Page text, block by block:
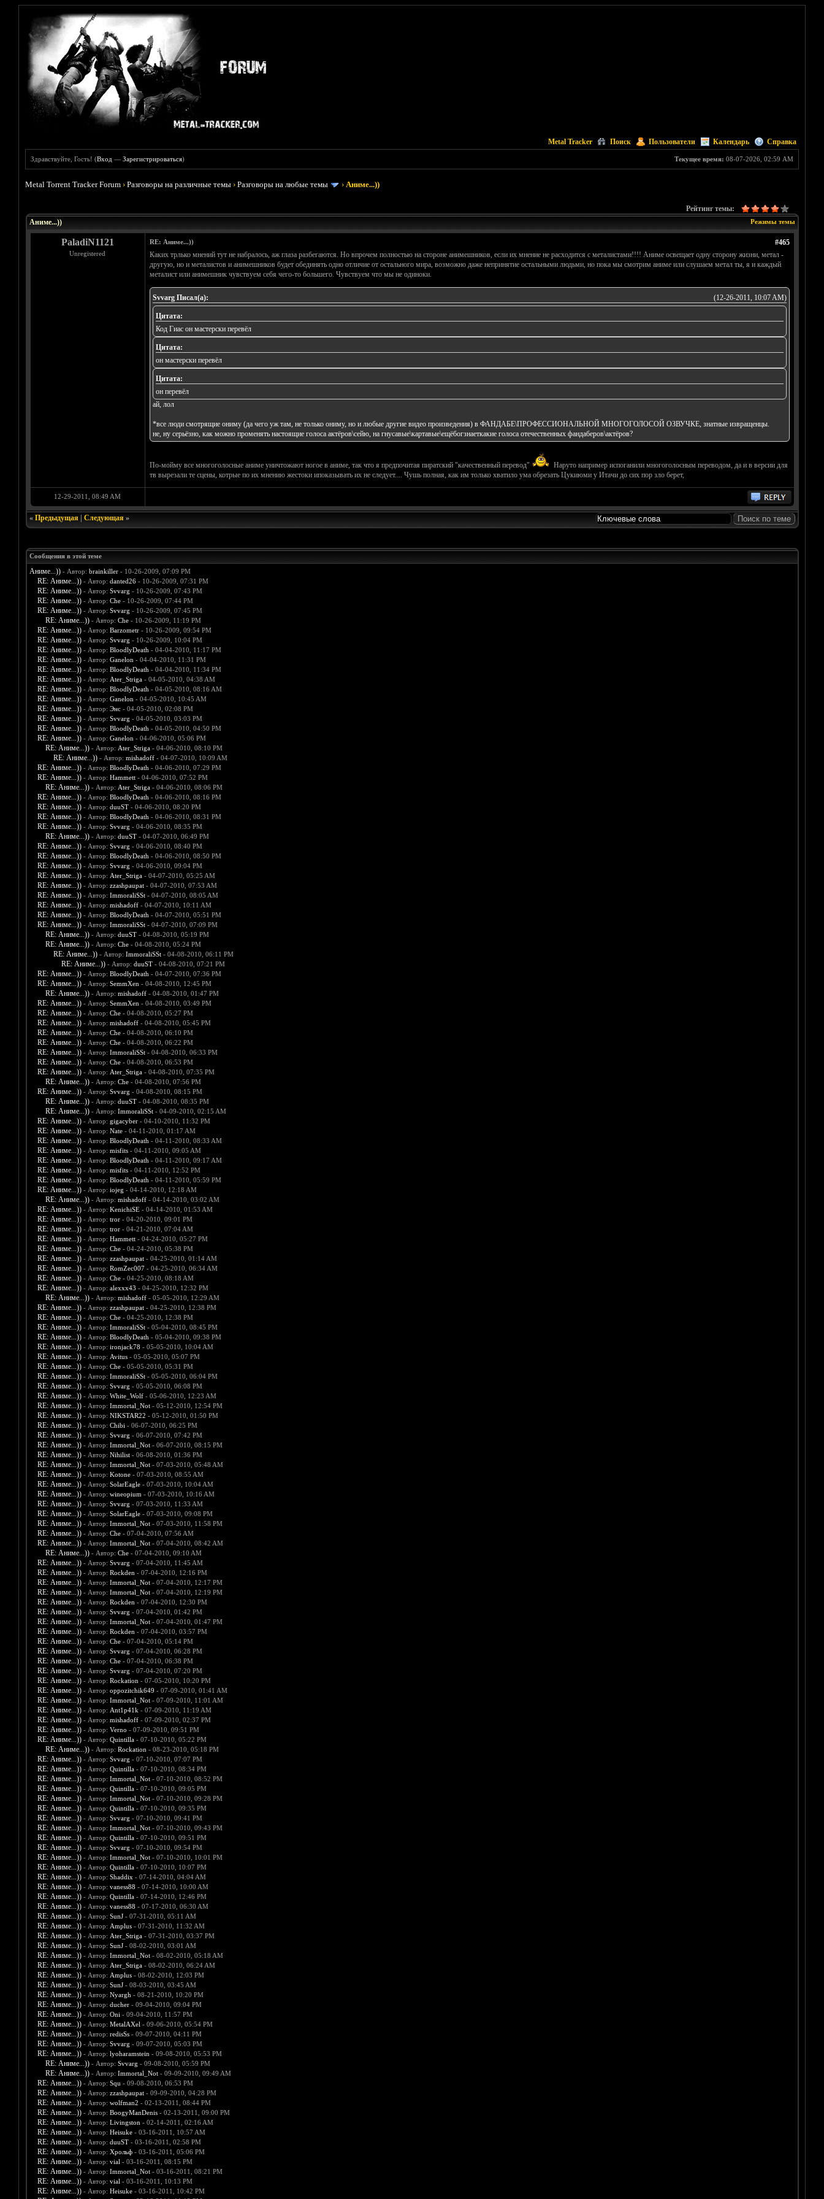
Metal Tracker Поиск Пользователи Календарь Справка
Текущее время: 08-07-2026, 02:59 AM
Здравствуйте, Гость! (Вход —Зарегистрироваться)
Metal Torrent Tracker Forum ›Разговоры на различные темы ›Разговоры на любые темы ›Аниме...))
Рейтинг темы:
Режимы темы
Аниме...))
PaladiN1121
Unregistered
#465
RE: Аниме...))
Каких трлько мнений тут не набралось, аж глаза разбегаются. Но впрочем полностью на стороне анимешников, если их мнение не расходится с металистами!!!! Аниме освещает одну сторону жизни, метал -
другую, но и металистов и анимешников будет обединять одно отличие от остального мира, возможно даже непринятие остальными людьми, но пока мы смотрим аниме или слушаем метал ты, я и каждый
металист или анимешник чувствуем себя чего-то большего. Чувствуем что мы не одиноки.
(12-26-2011, 10:07 AM)
Svvarg Писал(а):
Цитата:
Код Гиас он мастерски перевёл
Цитата:
он мастерски перевёл
Цитата:
он перевёл
ай, лол
*все люди смотрящие ониму (да чего уж там, не только ониму, но и любые другие видео произведения) в ФАНДАБЕ\ПРОФЕССИОНАЛЬНОЙ МНОГОГОЛОСОЙ ОЗВУЧКЕ, знатные извращенцы.
не, ну серьёзно, как можно променять настоящие голоса актёров\сейю, на гнусавые\картавые\ещёбогзнаеткакие голоса отечественных фандаберов\актёров?
По-мойму все многоголосные аниме уничтожают ногое в аниме, так что я предпочитая пиратский "качественный перевод"
Наруто например испоганили многоголосным переводом, да и в версии для
тв вырезали те сцены, котрые по их мнению жестоки ипоказывать их не следует.... Чушь полная, как им только хватило ума обрезать Цукиюми у Итачи до сих пор зло берет,
12-29-2011, 08:49 AM
« Предыдущая| Следующая»
Сообщения в этой теме
Аниме...)) - Автор: brainkiller- 10-26-2009, 07:09 PM
RE: Аниме...)) - Автор: danted26- 10-26-2009, 07:31 PM
RE: Аниме...)) - Автор: Svvarg - 10-26-2009, 07:43 PM
RE: Аниме...)) - Автор: Che- 10-26-2009, 07:44 PM
RE: Аниме...)) - Автор: Svvarg - 10-26-2009, 07:45 PM
RE: Аниме...)) - Автор: Che- 10-26-2009, 11:19 PM
RE: Аниме...)) - Автор: Barzometr- 10-26-2009, 09:54 PM
RE: Аниме...)) - Автор: Svvarg - 10-26-2009, 10:04 PM
RE: Аниме...)) - Автор: BloodlyDeath - 04-04-2010, 11:17 PM
RE: Аниме...)) - Автор: Ganelon - 04-04-2010, 11:31 PM
RE: Аниме...)) - Автор: BloodlyDeath - 04-04-2010, 11:34 PM
RE: Аниме...)) - Автор: Ater_Striga- 04-05-2010, 04:38 AM
RE: Аниме...)) - Автор: BloodlyDeath - 04-05-2010, 08:16 AM
RE: Аниме...)) - Автор: Ganelon - 04-05-2010, 10:45 AM
RE: Аниме...)) - Автор: Энс- 04-05-2010, 02:08 PM
RE: Аниме...)) - Автор: Svvarg - 04-05-2010, 03:03 PM
RE: Аниме...)) - Автор: BloodlyDeath - 04-05-2010, 04:50 PM
RE: Аниме...)) - Автор: Ganelon - 04-06-2010, 05:06 PM
RE: Аниме...)) - Автор: Ater_Striga- 04-06-2010, 08:10 PM
RE: Аниме...)) - Автор: mishadoff- 04-07-2010, 10:09 AM
RE: Аниме...)) - Автор: BloodlyDeath - 04-06-2010, 07:29 PM
RE: Аниме...)) - Автор: Hammett- 04-06-2010, 07:52 PM
RE: Аниме...)) - Автор: Ater_Striga- 04-06-2010, 08:06 PM
RE: Аниме...)) - Автор: BloodlyDeath - 04-06-2010, 08:16 PM
RE: Аниме...)) - Автор: duuST- 04-06-2010, 08:20 PM
RE: Аниме...)) - Автор: BloodlyDeath - 04-06-2010, 08:31 PM
RE: Аниме...)) - Автор: Svvarg - 04-06-2010, 08:35 PM
RE: Аниме...)) - Автор: duuST- 04-07-2010, 06:49 PM
RE: Аниме...)) - Автор: Svvarg - 04-06-2010, 08:40 PM
RE: Аниме...)) - Автор: BloodlyDeath - 04-06-2010, 08:50 PM
RE: Аниме...)) - Автор: Svvarg - 04-06-2010, 09:04 PM
RE: Аниме...)) - Автор: Ater_Striga- 04-07-2010, 05:25 AM
RE: Аниме...)) - Автор: zzashpaupat- 04-07-2010, 07:53 AM
RE: Аниме...)) - Автор: ImmoraliSSt- 04-07-2010, 08:05 AM
RE: Аниме...)) - Автор: mishadoff- 04-07-2010, 10:11 AM
RE: Аниме...)) - Автор: BloodlyDeath - 04-07-2010, 05:51 PM
RE: Аниме...)) - Автор: ImmoraliSSt- 04-07-2010, 07:09 PM
RE: Аниме...)) - Автор: duuST- 04-08-2010, 05:19 PM
RE: Аниме...)) - Автор: Che- 04-08-2010, 05:24 PM
RE: Аниме...)) - Автор: ImmoraliSSt- 04-08-2010, 06:11 PM
RE: Аниме...)) - Автор: duuST- 04-08-2010, 07:21 PM
RE: Аниме...)) - Автор: BloodlyDeath - 04-07-2010, 07:36 PM
RE: Аниме...)) - Автор: SemmXen - 04-08-2010, 12:45 PM
RE: Аниме...)) - Автор: mishadoff- 04-08-2010, 01:47 PM
RE: Аниме...)) - Автор: SemmXen - 04-08-2010, 03:49 PM
RE: Аниме...)) - Автор: Che- 04-08-2010, 05:27 PM
RE: Аниме...)) - Автор: mishadoff- 04-08-2010, 05:45 PM
RE: Аниме...)) - Автор: Che- 04-08-2010, 06:10 PM
RE: Аниме...)) - Автор: Che- 04-08-2010, 06:22 PM
RE: Аниме...)) - Автор: ImmoraliSSt- 04-08-2010, 06:33 PM
RE: Аниме...)) - Автор: Che- 04-08-2010, 06:53 PM
RE: Аниме...)) - Автор: Ater_Striga- 04-08-2010, 07:35 PM
RE: Аниме...)) - Автор: Che- 04-08-2010, 07:56 PM
RE: Аниме...)) - Автор: Svvarg - 04-08-2010, 08:15 PM
RE: Аниме...)) - Автор: duuST- 04-08-2010, 08:35 PM
RE: Аниме...)) - Автор: ImmoraliSSt- 04-09-2010, 02:15 AM
RE: Аниме...)) - Автор: gigacyber- 04-10-2010, 11:32 PM
RE: Аниме...)) - Автор: Nate- 04-11-2010, 01:17 AM
RE: Аниме...)) - Автор: BloodlyDeath - 04-11-2010, 08:33 AM
RE: Аниме...)) - Автор: misfits- 04-11-2010, 09:05 AM
RE: Аниме...)) - Автор: BloodlyDeath - 04-11-2010, 09:17 AM
RE: Аниме...)) - Автор: misfits- 04-11-2010, 12:52 PM
RE: Аниме...)) - Автор: BloodlyDeath - 04-11-2010, 05:59 PM
RE: Аниме...)) - Автор: iojeg - 04-14-2010, 12:18 AM
RE: Аниме...)) - Автор: mishadoff- 04-14-2010, 03:02 AM
RE: Аниме...)) - Автор: KenichiSE- 04-14-2010, 01:53 AM
RE: Аниме...)) - Автор: tror- 04-20-2010, 09:01 PM
RE: Аниме...)) - Автор: tror- 04-21-2010, 07:04 AM
RE: Аниме...)) - Автор: Hammett- 04-24-2010, 05:27 PM
RE: Аниме...)) - Автор: Che- 04-24-2010, 05:38 PM
RE: Аниме...)) - Автор: zzashpaupat- 04-25-2010, 01:14 AM
RE: Аниме...)) - Автор: RomZec007- 04-25-2010, 06:34 AM
RE: Аниме...)) - Автор: Che- 04-25-2010, 08:18 AM
RE: Аниме...)) - Автор: alexxx43 - 04-25-2010, 12:32 PM
RE: Аниме...)) - Автор: mishadoff- 05-05-2010, 12:29 AM
RE: Аниме...)) - Автор: zzashpaupat- 04-25-2010, 12:38 PM
RE: Аниме...)) - Автор: Che- 04-25-2010, 12:38 PM
RE: Аниме...)) - Автор: ImmoraliSSt- 05-04-2010, 08:45 PM
RE: Аниме...)) - Автор: BloodlyDeath - 05-04-2010, 09:38 PM
RE: Аниме...)) - Автор: ironjack78 - 05-05-2010, 10:04 AM
RE: Аниме...)) - Автор: Avitus- 05-05-2010, 05:07 PM
RE: Аниме...)) - Автор: Che- 05-05-2010, 05:31 PM
RE: Аниме...)) - Автор: ImmoraliSSt- 05-05-2010, 06:04 PM
RE: Аниме...)) - Автор: Svvarg - 05-05-2010, 06:08 PM
RE: Аниме...)) - Автор: White_Wolf- 05-06-2010, 12:23 AM
RE: Аниме...)) - Автор: Immortal_Not- 05-12-2010, 12:54 PM
RE: Аниме...)) - Автор: NIKSTAR22 - 05-12-2010, 01:50 PM
RE: Аниме...)) - Автор: Chibi - 06-07-2010, 06:25 PM
RE: Аниме...)) - Автор: Svvarg - 06-07-2010, 07:42 PM
RE: Аниме...)) - Автор: Immortal_Not- 06-07-2010, 08:15 PM
RE: Аниме...)) - Автор: Nihilist- 06-08-2010, 01:36 PM
RE: Аниме...)) - Автор: Immortal_Not- 07-03-2010, 05:48 AM
RE: Аниме...)) - Автор: Kotone- 07-03-2010, 08:55 AM
RE: Аниме...)) - Автор: SolarEagle- 07-03-2010, 10:04 AM
RE: Аниме...)) - Автор: wineopium - 07-03-2010, 10:16 AM
RE: Аниме...)) - Автор: Svvarg - 07-03-2010, 11:33 AM
RE: Аниме...)) - Автор: SolarEagle- 07-03-2010, 09:08 PM
RE: Аниме...)) - Автор: Immortal_Not- 07-03-2010, 11:58 PM
RE: Аниме...)) - Автор: Che- 07-04-2010, 07:56 AM
RE: Аниме...)) - Автор: Immortal_Not- 07-04-2010, 08:42 AM
RE: Аниме...)) - Автор: Che- 07-04-2010, 09:10 AM
RE: Аниме...)) - Автор: Svvarg - 07-04-2010, 11:45 AM
RE: Аниме...)) - Автор: Rockden - 07-04-2010, 12:16 PM
RE: Аниме...)) - Автор: Immortal_Not- 07-04-2010, 12:17 PM
RE: Аниме...)) - Автор: Immortal_Not- 07-04-2010, 12:19 PM
RE: Аниме...)) - Автор: Rockden - 07-04-2010, 12:30 PM
RE: Аниме...)) - Автор: Svvarg - 07-04-2010, 01:42 PM
RE: Аниме...)) - Автор: Immortal_Not- 07-04-2010, 01:47 PM
RE: Аниме...)) - Автор: Rockden - 07-04-2010, 03:57 PM
RE: Аниме...)) - Автор: Che- 07-04-2010, 05:14 PM
RE: Аниме...)) - Автор: Svvarg - 07-04-2010, 06:28 PM
RE: Аниме...)) - Автор: Che- 07-04-2010, 06:38 PM
RE: Аниме...)) - Автор: Svvarg - 07-04-2010, 07:20 PM
RE: Аниме...)) - Автор: Rockation - 07-05-2010, 10:20 PM
RE: Аниме...)) - Автор: oppozitchik649 - 07-09-2010, 01:41 AM
RE: Аниме...)) - Автор: Immortal_Not- 07-09-2010, 11:01 AM
RE: Аниме...)) - Автор: Ant1p41k - 07-09-2010, 11:19 AM
RE: Аниме...)) - Автор: mishadoff- 07-09-2010, 02:37 PM
RE: Аниме...)) - Автор: Verno - 07-09-2010, 09:51 PM
RE: Аниме...)) - Автор: Quintilla- 07-10-2010, 05:22 PM
RE: Аниме...)) - Автор: Rockation - 08-23-2010, 05:18 PM
RE: Аниме...)) - Автор: Svvarg - 07-10-2010, 07:07 PM
RE: Аниме...)) - Автор: Quintilla- 07-10-2010, 08:34 PM
RE: Аниме...)) - Автор: Immortal_Not- 07-10-2010, 08:52 PM
RE: Аниме...)) - Автор: Quintilla- 07-10-2010, 09:05 PM
RE: Аниме...)) - Автор: Immortal_Not- 07-10-2010, 09:28 PM
RE: Аниме...)) - Автор: Quintilla- 07-10-2010, 09:35 PM
RE: Аниме...)) - Автор: Svvarg - 07-10-2010, 09:41 PM
RE: Аниме...)) - Автор: Immortal_Not- 07-10-2010, 09:43 PM
RE: Аниме...)) - Автор: Quintilla- 07-10-2010, 09:51 PM
RE: Аниме...)) - Автор: Svvarg - 07-10-2010, 09:54 PM
RE: Аниме...)) - Автор: Immortal_Not- 07-10-2010, 10:01 PM
RE: Аниме...)) - Автор: Quintilla- 07-10-2010, 10:07 PM
RE: Аниме...)) - Автор: Shaddix - 07-14-2010, 04:04 AM
RE: Аниме...)) - Автор: vaness88 - 07-14-2010, 10:00 AM
RE: Аниме...)) - Автор: Quintilla- 07-14-2010, 12:46 PM
RE: Аниме...)) - Автор: vaness88 - 07-17-2010, 06:30 AM
RE: Аниме...)) - Автор: SunJ- 07-31-2010, 05:11 AM
RE: Аниме...)) - Автор: Amplus- 07-31-2010, 11:32 AM
RE: Аниме...)) - Автор: Ater_Striga- 07-31-2010, 03:37 PM
RE: Аниме...)) - Автор: SunJ- 08-02-2010, 03:01 AM
RE: Аниме...)) - Автор: Immortal_Not- 08-02-2010, 05:18 AM
RE: Аниме...)) - Автор: Ater_Striga- 08-02-2010, 06:24 AM
RE: Аниме...)) - Автор: Amplus- 08-02-2010, 12:03 PM
RE: Аниме...)) - Автор: SunJ- 08-03-2010, 03:45 AM
RE: Аниме...)) - Автор: Nyargh - 08-21-2010, 10:20 PM
RE: Аниме...)) - Автор: ducher- 09-04-2010, 09:04 PM
RE: Аниме...)) - Автор: Oni - 09-04-2010, 11:57 PM
RE: Аниме...)) - Автор: MetalAXel - 09-06-2010, 05:54 PM
RE: Аниме...)) - Автор: redisSs- 09-07-2010, 04:11 PM
RE: Аниме...)) - Автор: Svvarg - 09-07-2010, 05:03 PM
RE: Аниме...)) - Автор: lyoharamstein - 09-08-2010, 05:53 PM
RE: Аниме...)) - Автор: Svvarg - 09-08-2010, 05:59 PM
RE: Аниме...)) - Автор: Immortal_Not- 09-09-2010, 09:49 AM
RE: Аниме...)) - Автор: Squ - 09-08-2010, 06:53 PM
RE: Аниме...)) - Автор: zzashpaupat- 09-09-2010, 04:28 PM
RE: Аниме...)) - Автор: wolfman2 - 02-13-2011, 08:44 PM
RE: Аниме...)) - Автор: BoogyManDenis- 02-13-2011, 09:00 PM
RE: Аниме...)) - Автор: Livingston - 02-14-2011, 02:16 AM
RE: Аниме...)) - Автор: Heisuke- 03-16-2011, 10:57 AM
RE: Аниме...)) - Автор: duuST- 03-16-2011, 02:58 PM
RE: Аниме...)) - Автор: Хрольф- 03-16-2011, 05:06 PM
RE: Аниме...)) - Автор: vial - 03-16-2011, 08:15 PM
RE: Аниме...)) - Автор: Immortal_Not- 03-16-2011, 08:21 PM
RE: Аниме...)) - Автор: vial - 03-16-2011, 10:13 PM
RE: Аниме...)) - Автор: Heisuke- 03-16-2011, 10:42 PM